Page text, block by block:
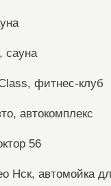
сауна
фитнес-клуб
автокомплекс
56
Нск, автомойка